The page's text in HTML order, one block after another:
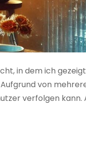
in dem ich
von
verfolgen kann.